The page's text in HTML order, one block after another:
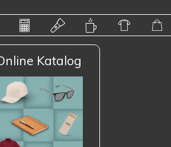
Katalog